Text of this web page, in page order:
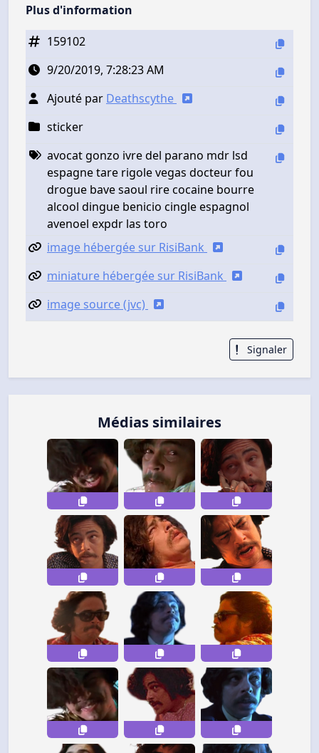
Plus d'information
159102
9/20/2019, 7:28:23 AM
Ajouté par Deathscythe
sticker
avocat gonzo ivre del parano mdr lsd
espagne tare rigole vegas docteur fou
drogue bave saoul rire cocaine bourre
alcool dingue benicio cingle espagnol
avenoel expdr las toro
image hébergée sur RisiBank
miniature hébergée sur RisiBank
image source (jvc)
Signaler
Médias similaires